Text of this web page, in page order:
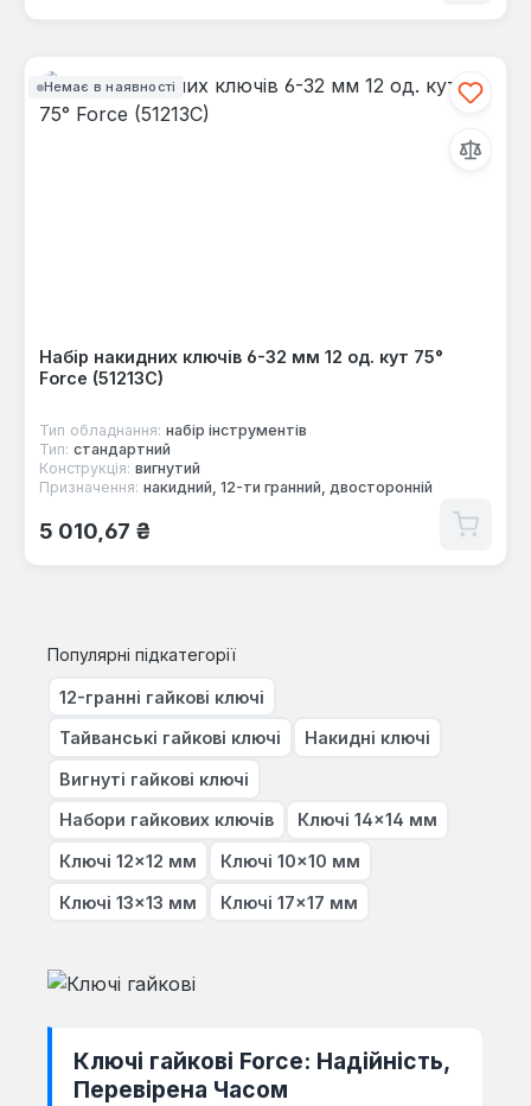
Немає в наявності
Набір накидних ключів 6-32 мм 12 од. кут 75°
Force (51213C)
Тип обладнання: набір інструментів
Тип: стандартний
Конструкція: вигнутий
Призначення: накидний, 12-ти гранний, двосторонній
Звичайна ціна:
5 010,67 ₴
Популярні підкатегорії
12-гранні гайкові ключі
Тайванські гайкові ключі Накидні ключі
Вигнуті гайкові ключі
Набори гайкових ключів Ключі 14×14 мм
Ключі 12×12 мм Ключі 10×10 мм
Ключі 13×13 мм Ключі 17×17 мм
Ключі гайкові Force: Надійність,
Перевірена Часом